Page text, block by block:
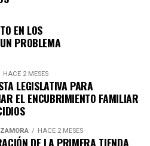
Lomas y Temperley
es parte de un
respaldar al sector
que se trata de «
Comunidad para apoyar
EN LOS
PROBLEMA
HACE 2 MESES
LEGISLATIVA PARA
EL ENCUBRIMIENTO FAMILIAR
HACE 2 MESES
DE LA PRIMERA TIENDA